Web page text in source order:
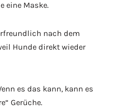
eine Maske.
nach dem
Hunde direkt wieder
es das kann, kann es
Gerüche.